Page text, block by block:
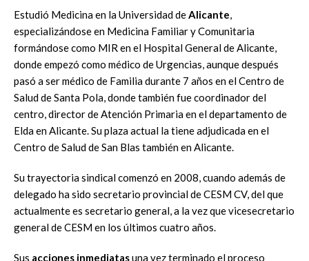
Estudió Medicina en la Universidad deAlicante,
especializándose en Medicina Familiar y Comunitaria
formándose como MIR en el Hospital General de Alicante,
donde empezó como médico de Urgencias, aunque después
pasó a ser médico de Familia durante 7 años en el Centro de
Salud de Santa Pola, donde también fue coordinador del
centro, director de Atención Primaria en el departamento de
Elda en Alicante. Su plaza actual la tiene adjudicada en el
Centro de Salud de San Blas también en Alicante.
Su trayectoria sindical comenzó en 2008, cuando además de
delegado ha sido secretario provincial de CESM CV, del que
actualmente es secretario general, a la vez que vicesecretario
general de CESM en los últimos cuatro años.
Sus acciones inmediatasuna vez terminado el proceso